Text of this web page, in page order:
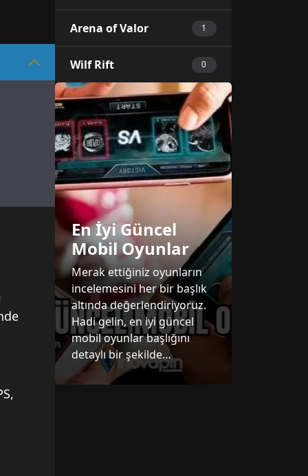
Arena of Valor 1
Wilf Rift 0
En İyi Güncel
Mobil Oyunlar
Merak ettiğiniz oyunların
incelemesini her bir başlık
altında değerlendiriyoruz.
Hadi gelin, en iyi güncel
mobil oyunlar başlığını
detaylı bir şekilde
inceleyelim.